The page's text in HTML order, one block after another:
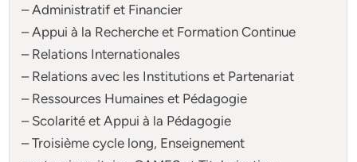
– Administratif et Financier
– Appui à la Recherche et Formation Continue
– Relations Internationales
– Relations avec les Institutions et Partenariat
– Ressources Humaines et Pédagogie
– Scolarité et Appui à la Pédagogie
– Troisième cycle long, Enseignement